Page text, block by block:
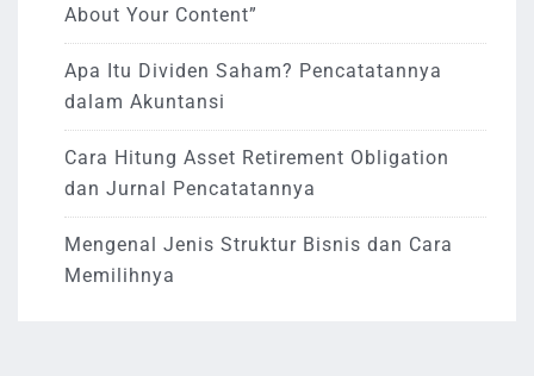
About Your Content”
Apa Itu Dividen Saham? Pencatatannya
dalam Akuntansi
Cara Hitung Asset Retirement Obligation
dan Jurnal Pencatatannya
Mengenal Jenis Struktur Bisnis dan Cara
Memilihnya